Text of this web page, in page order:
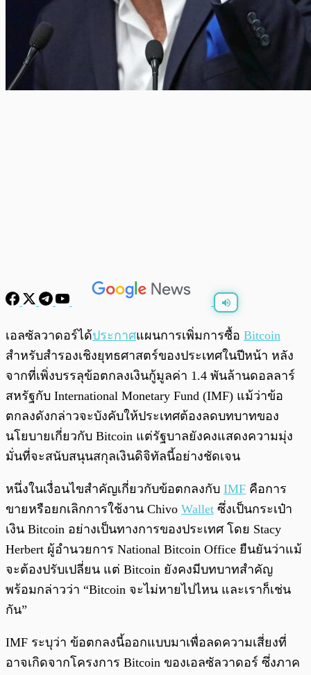
เอลซัลวาดอร์ได้ประกาศแผนการเพิ่มการซื้อ Bitcoin
สำหรับสำรองเชิงยุทธศาสตร์ของประเทศในปีหน้า หลัง
จากที่เพิ่งบรรลุข้อตกลงเงินกู้มูลค่า 1.4 พันล้านดอลลาร์
สหรัฐกับ International Monetary Fund (IMF) แม้ว่าข้อ
ตกลงดังกล่าวจะบังคับให้ประเทศต้องลดบทบาทของ
นโยบายเกี่ยวกับ Bitcoin แต่รัฐบาลยังคงแสดงความมุ่ง
มั่นที่จะสนับสนุนสกุลเงินดิจิทัลนี้อย่างชัดเจน
หนึ่งในเงื่อนไขสำคัญเกี่ยวกับข้อตกลงกับ IMF คือการ
ขายหรือยกเลิกการใช้งาน Chivo Wallet ซึ่งเป็นกระเป๋า
เงิน Bitcoin อย่างเป็นทางการของประเทศ โดย Stacy
Herbert ผู้อำนวยการ National Bitcoin Office ยืนยันว่าแม้
จะต้องปรับเปลี่ยน แต่ Bitcoin ยังคงมีบทบาทสำคัญ
พร้อมกล่าวว่า “Bitcoin จะไม่หายไปไหน และเราก็เช่น
กัน”
IMF ระบุว่า ข้อตกลงนี้ออกแบบมาเพื่อลดความเสี่ยงที่
อาจเกิดจากโครงการ Bitcoin ของเอลซัลวาดอร์ ซึ่งภาค